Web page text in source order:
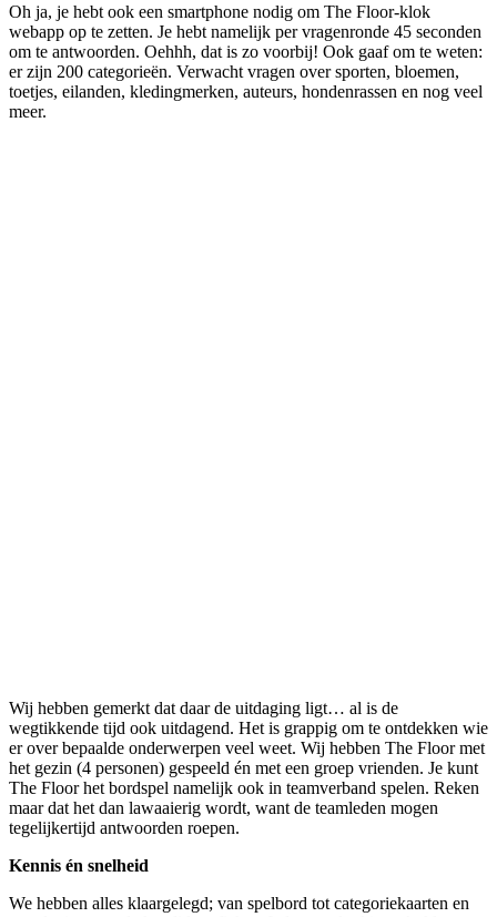
Oh ja, je hebt ook een smartphone nodig om The Floor-klok
webapp op te zetten. Je hebt namelijk per vragenronde 45 seconden
om te antwoorden. Oehhh, dat is zo voorbij! Ook gaaf om te weten:
er zijn 200 categorieën. Verwacht vragen over sporten, bloemen,
toetjes, eilanden, kledingmerken, auteurs, hondenrassen en nog veel
meer.
Wij hebben gemerkt dat daar de uitdaging ligt… al is de
wegtikkende tijd ook uitdagend. Het is grappig om te ontdekken wie
er over bepaalde onderwerpen veel weet. Wij hebben The Floor met
het gezin (4 personen) gespeeld én met een groep vrienden. Je kunt
The Floor het bordspel namelijk ook in teamverband spelen. Reken
maar dat het dan lawaaierig wordt, want de teamleden mogen
tegelijkertijd antwoorden roepen.
Kennis én snelheid
We hebben alles klaargelegd; van spelbord tot categoriekaarten en